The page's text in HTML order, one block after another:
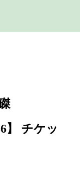
チケッ